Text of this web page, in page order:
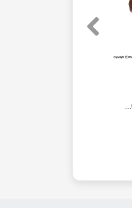
شکلات اسنیکرز اصل وزن 50 گرم Snickers - جعبه 24 عددی